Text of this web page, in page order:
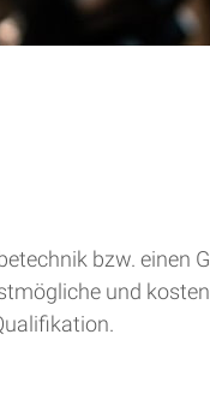
bzw. einen
und